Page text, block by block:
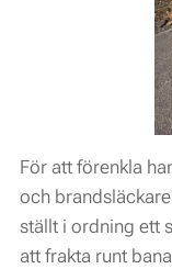
För att förenkla
och
ställt i ordning ett
att frakta runt